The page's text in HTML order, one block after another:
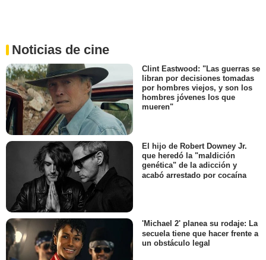
Noticias de cine
Clint Eastwood: "Las guerras se
libran por decisiones tomadas
por hombres viejos, y son los
hombres jóvenes los que
mueren"
El hijo de Robert Downey Jr.
que heredó la "maldición
genética" de la adicción y
acabó arrestado por cocaína
'Michael 2' planea su rodaje: La
secuela tiene que hacer frente a
un obstáculo legal